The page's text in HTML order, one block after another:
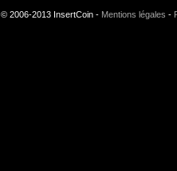
© 2006-2013 InsertCoin - Mentions légales -